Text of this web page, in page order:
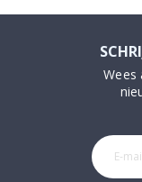
Wees